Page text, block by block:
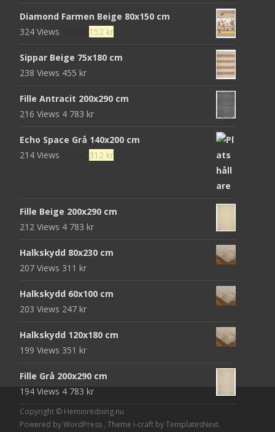
priset
var:
priset
är:
Diamond Farmen Beige 80x150 cm
324 Views
Det
priset
152 krDet
priset
Sippar Beige 75x180 cm
238 Views 455 kr
Fille Antracit 200x290 cm
216 Views 4 783 kr
Echo Space Grå 140x200 cm
214 Views
Det
952 kr.
312 krDet
312 kr.
Fille Beige 200x290 cm
212 Views 4 783 kr
Halkskydd 80x230 cm
207 Views 311 kr
Halkskydd 60x100 cm
203 Views 247 kr
Halkskydd 120x180 cm
199 Views 351 kr
Fille Grå 200x290 cm
194 Views 4 783 kr
Copyright © Heminredning.nu
Powered by WordPress , Theme i-craft by TemplatesNext.